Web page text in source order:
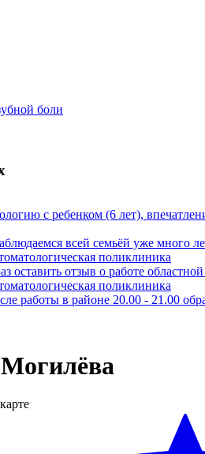
боли
с ребенком (6 лет),
всей семьёй уже много
поликлиника
оставить отзыв о работе
поликлиника
работы в районе 20.00 - 21.00